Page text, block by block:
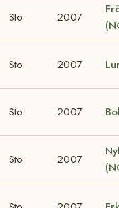
Sto 2007
Sto 2007
Sto 2007
Sto 2007